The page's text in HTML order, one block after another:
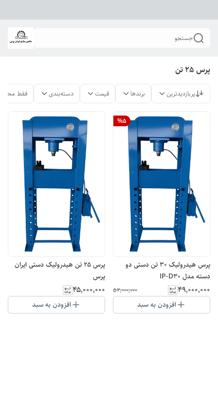
جستجو
پرس 25 تن
پربازدیدترین برندها قیمت دسته‌بندی فقط
%5
پرس هیدرولیک ۳۰ تن دستی دو
دسته مدل IP-D30
۴۹٬۰۰۰٬۰۰۰ ۵۲٬۰۰۰٬۰۰۰
افزودن به سبد
پرس 25 تن هیدرولیک دستی ایران
پرس
۴۵٬۰۰۰٬۰۰۰
افزودن به سبد